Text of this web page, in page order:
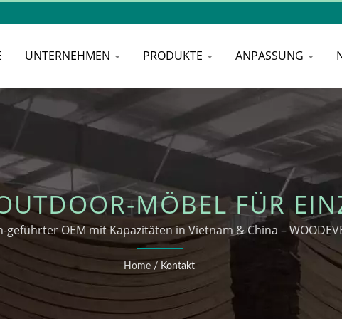
UNTERNEHMEN PRODUKTE ANPASSUNG
MÖBEL FÜR
–
geführter OEM mit Kapazitäten in Vietnam & China –
Home / Kontakt